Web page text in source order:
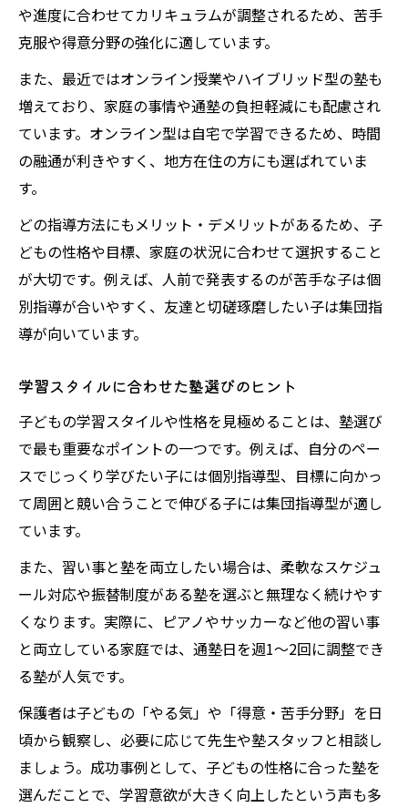
や進度に合わせてカリキュラムが調整されるため、苦手
克服や得意分野の強化に適しています。
また、最近ではオンライン授業やハイブリッド型の塾も
増えており、家庭の事情や通塾の負担軽減にも配慮され
ています。オンライン型は自宅で学習できるため、時間
の融通が利きやすく、地方在住の方にも選ばれていま
す。
どの指導方法にもメリット・デメリットがあるため、子
どもの性格や目標、家庭の状況に合わせて選択すること
が大切です。例えば、人前で発表するのが苦手な子は個
別指導が合いやすく、友達と切磋琢磨したい子は集団指
導が向いています。
学習スタイルに合わせた塾選びのヒント
子どもの学習スタイルや性格を見極めることは、塾選び
で最も重要なポイントの一つです。例えば、自分のペー
スでじっくり学びたい子には個別指導型、目標に向かっ
て周囲と競い合うことで伸びる子には集団指導型が適し
ています。
また、習い事と塾を両立したい場合は、柔軟なスケジュ
ール対応や振替制度がある塾を選ぶと無理なく続けやす
くなります。実際に、ピアノやサッカーなど他の習い事
と両立している家庭では、通塾日を週1〜2回に調整でき
る塾が人気です。
保護者は子どもの「やる気」や「得意・苦手分野」を日
頃から観察し、必要に応じて先生や塾スタッフと相談し
ましょう。成功事例として、子どもの性格に合った塾を
選んだことで、学習意欲が大きく向上したという声も多